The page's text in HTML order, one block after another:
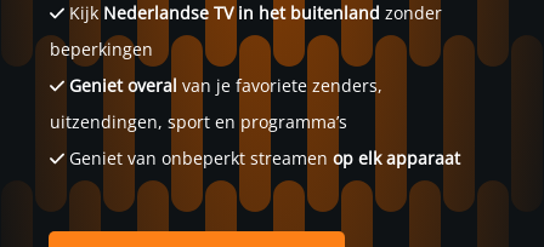
Kijk Nederlandse TV in het buitenland zonder
beperkingen
Geniet overal van je favoriete zenders,
uitzendingen, sport en programma’s
Geniet van onbeperkt streamenop elk apparaat